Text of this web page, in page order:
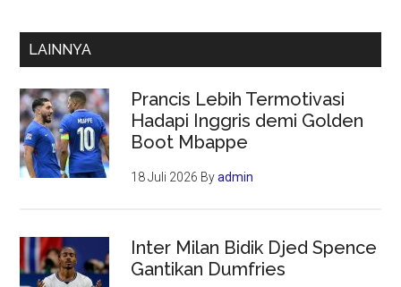
Sehat,
LAINNYA
Prancis Lebih Termotivasi
Hadapi Inggris demi Golden
Boot Mbappe
18 Juli 2026 Byadmin
Inter Milan Bidik Djed Spence
Gantikan Dumfries